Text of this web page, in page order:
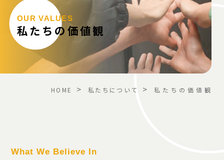
OUR VALUES
私たちの価値観
HOME > 私たちについて > 私たちの価値観
What We Believe In